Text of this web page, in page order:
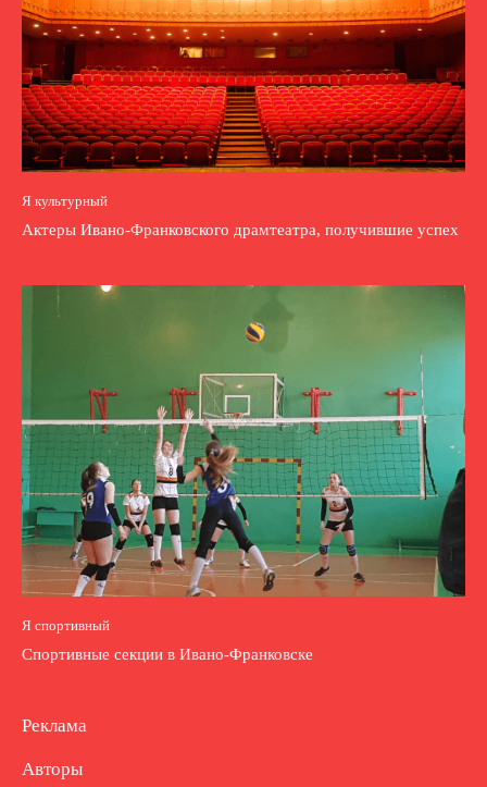
Я культурный
Актеры Ивано-Франковского драмтеатра, получившие успех
Я спортивный
Спортивные секции в Ивано-Франковске
Реклама
Авторы